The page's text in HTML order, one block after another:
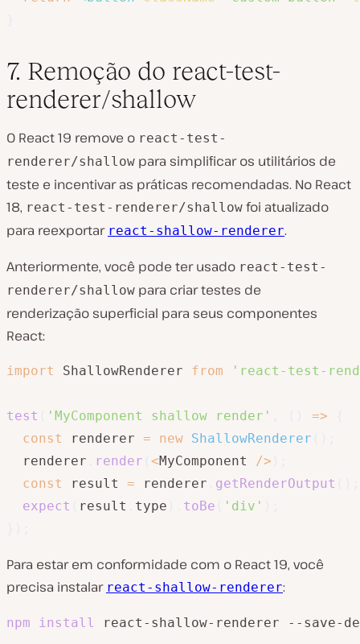
7. Remoção do react-test-
renderer/shallow
O React 19 remove o react-test-
renderer/shallow para simplificar os utilitários de
teste e incentivar as práticas recomendadas. No React
18, react-test-renderer/shallow foi atualizado
para reexportar react-shallow-renderer.
Anteriormente, você pode ter usado react-test-
renderer/shallow para criar testes de
renderização superficial para seus componentes
React:
import ShallowRenderer from 'react-test-
test 'MyComponent shallow render' =>
const
renderer = new ShallowRenderer
  renderer
render <MyComponent />
const
result = renderer getRenderOutput
expect
result type toBe 'div'
Para estar em conformidade com o React 19, você
precisa instalar react-shallow-renderer:
npm install react-shallow-renderer --save-